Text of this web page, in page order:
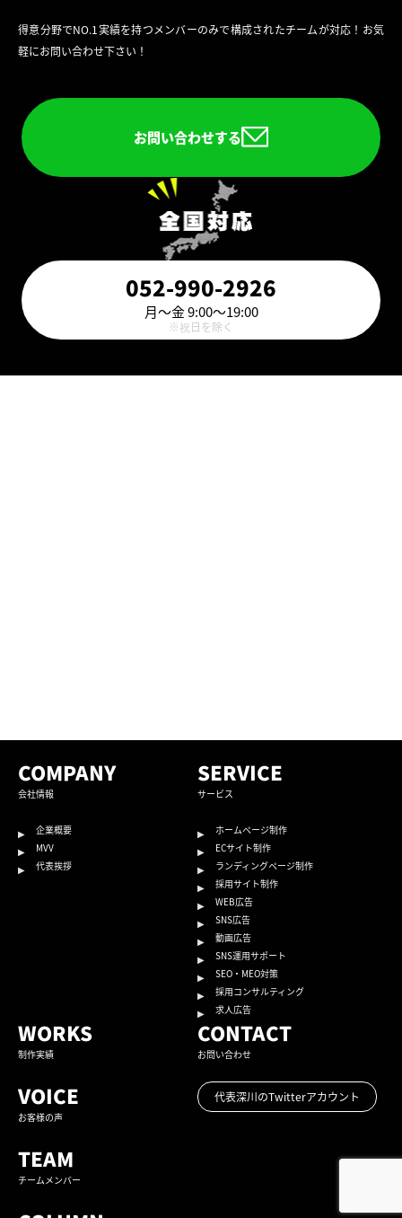
得意分野でNO.1実績を持つメンバーのみで構成されたチームが対応！お気
軽にお問い合わせ下さい！
お問い合わせする
052-990-2926
COMPANY
会社情報
企業概要
MVV
代表挨拶
SERVICE
サービス
ホームページ制作
ECサイト制作
ランディングページ制作
採用サイト制作
WEB広告
SNS広告
動画広告
SNS運用サポート
SEO・MEO対策
採用コンサルティング
求人広告
WORKS
制作実績
VOICE
お客様の声
TEAM
チームメンバー
CONTACT
お問い合わせ
代表深川のTwitterアカウント